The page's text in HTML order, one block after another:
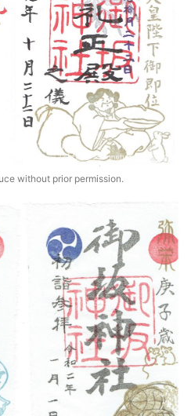
without prior permission.